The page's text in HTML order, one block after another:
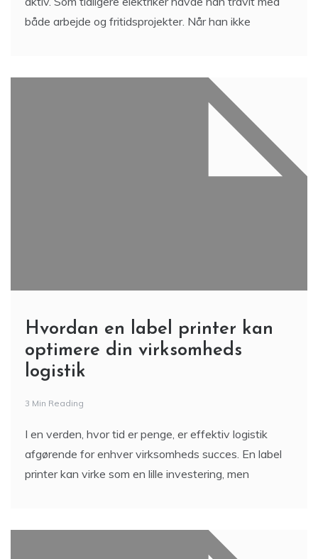
både arbejde og fritidsprojekter. Når han ikke
Hvordan en label printer kan
optimere din virksomheds
logistik
3 Min Reading
I en verden, hvor tid er penge, er effektiv logistik
afgørende for enhver virksomheds succes. En label
printer kan virke som en lille investering, men